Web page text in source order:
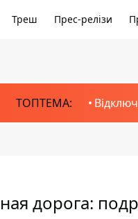
Треш Прес-релізи
ТОПТЕМА:
дорога: